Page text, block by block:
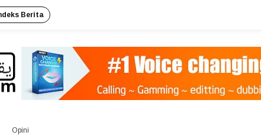
Berita
Opini